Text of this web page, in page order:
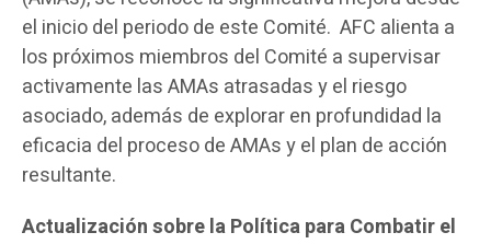
el inicio del periodo de este Comité. AFC alienta a
los próximos miembros del Comité a supervisar
activamente las AMAs atrasadas y el riesgo
asociado, además de explorar en profundidad la
eficacia del proceso de AMAs y el plan de acción
resultante.
Actualización sobre la Política para Combatir el